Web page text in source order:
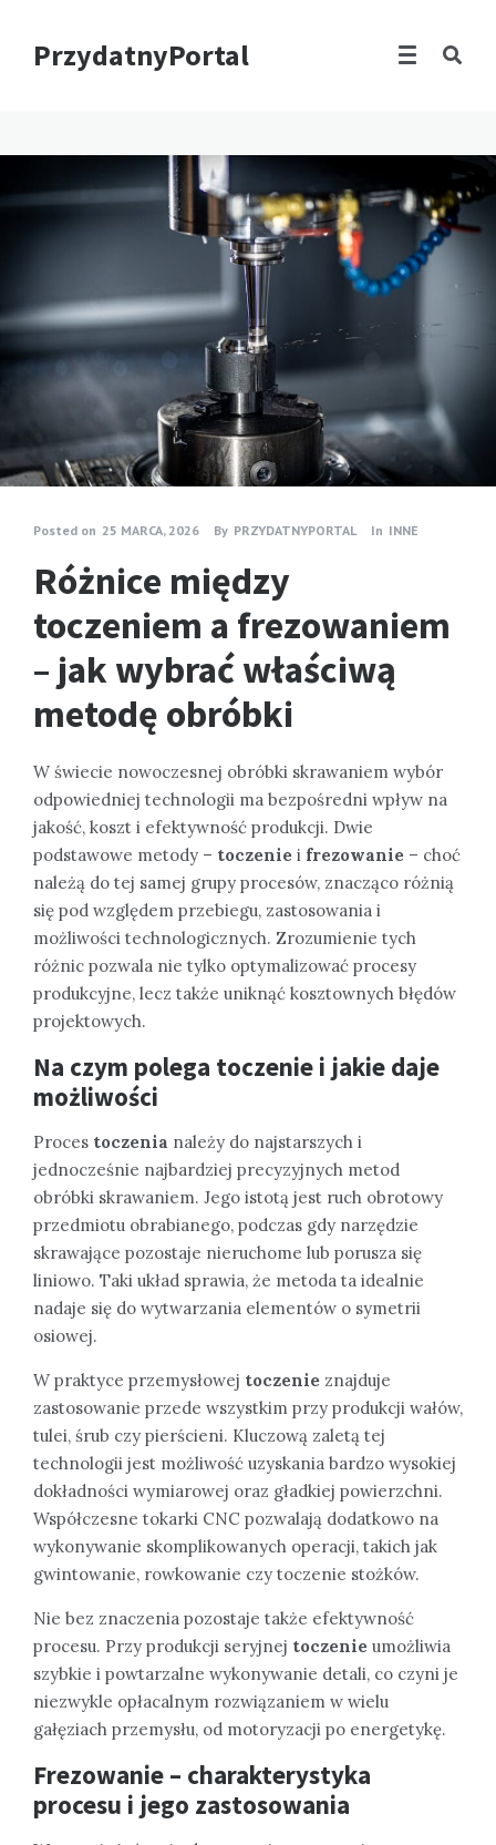
PrzydatnyPortal
Posted on 25 MARCA, 2026 By PRZYDATNYPORTAL In INNE
Różnice między
toczeniem a frezowaniem
– jak wybrać właściwą
metodę obróbki
W świecie nowoczesnej obróbki skrawaniem wybór
odpowiedniej technologii ma bezpośredni wpływ na
jakość, koszt i efektywność produkcji. Dwie
podstawowe metody – toczenie i frezowanie – choć
należą do tej samej grupy procesów, znacząco różnią
się pod względem przebiegu, zastosowania i
możliwości technologicznych. Zrozumienie tych
różnic pozwala nie tylko optymalizować procesy
produkcyjne, lecz także uniknąć kosztownych błędów
projektowych.
Na czym polega toczenie i jakie daje
możliwości
Proces toczenia należy do najstarszych i
jednocześnie najbardziej precyzyjnych metod
obróbki skrawaniem. Jego istotą jest ruch obrotowy
przedmiotu obrabianego, podczas gdy narzędzie
skrawające pozostaje nieruchome lub porusza się
liniowo. Taki układ sprawia, że metoda ta idealnie
nadaje się do wytwarzania elementów o symetrii
osiowej.
W praktyce przemysłowej toczenie znajduje
zastosowanie przede wszystkim przy produkcji wałów,
tulei, śrub czy pierścieni. Kluczową zaletą tej
technologii jest możliwość uzyskania bardzo wysokiej
dokładności wymiarowej oraz gładkiej powierzchni.
Współczesne tokarki CNC pozwalają dodatkowo na
wykonywanie skomplikowanych operacji, takich jak
gwintowanie, rowkowanie czy toczenie stożków.
Nie bez znaczenia pozostaje także efektywność
procesu. Przy produkcji seryjnej toczenie umożliwia
szybkie i powtarzalne wykonywanie detali, co czyni je
niezwykle opłacalnym rozwiązaniem w wielu
gałęziach przemysłu, od motoryzacji po energetykę.
Frezowanie – charakterystyka
procesu i jego zastosowania